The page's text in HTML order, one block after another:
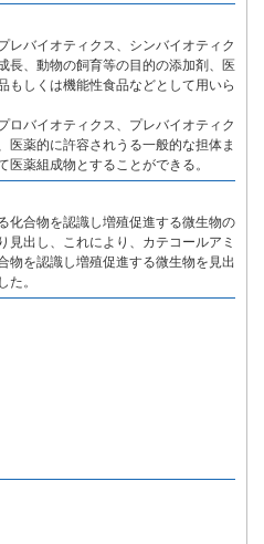
レバイオティクス、シンバイオティク
長、動物の飼育等の目的の添加剤、医
もしくは機能性食品などとして用いら
ロバイオティクス、プレバイオティク
医薬的に許容されうる一般的な担体ま
薬組成物とすることができる。
化合物を認識し増殖促進する微生物の
見出し、これにより、カテコールアミ
物を認識し増殖促進する微生物を見出
た。